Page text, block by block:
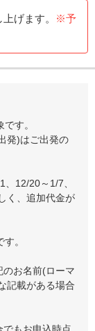
げます。
※予
す。
発)はご出発の
12/20～1/7、
く、追加代金が
。
お名前(ローマ
記載がある場合
もお申込時点